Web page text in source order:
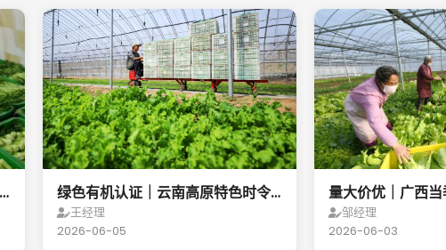
绿色有机认证｜云南高原特色时令
瓜果蔬菜一手货源
王经理
2026-06-05
量大价优｜广西
现货直发全国
邹经理
2026-06-03